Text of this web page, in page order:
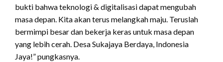
bukti bahwa teknologi & digitalisasi dapat mengubah
masa depan. Kita akan terus melangkah maju. Teruslah
bermimpi besar dan bekerja keras untuk masa depan
yang lebih cerah. Desa Sukajaya Berdaya, Indonesia
Jaya!” pungkasnya.